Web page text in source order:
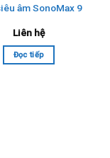
âm SonoMax 9
Liên hệ
Đọc tiếp